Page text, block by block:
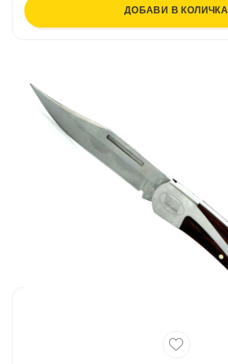
ДОБАВИ В КОЛИЧКА